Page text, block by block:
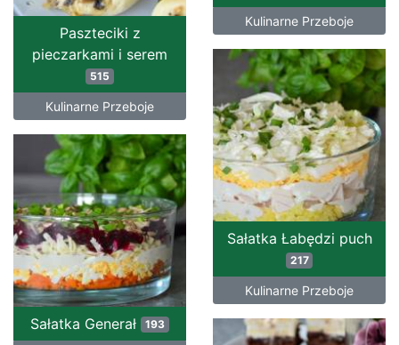
Kulinarne Przeboje
Paszteciki z
pieczarkami i serem
515
Kulinarne Przeboje
Sałatka Łabędzi puch
217
Kulinarne Przeboje
Sałatka Generał 193